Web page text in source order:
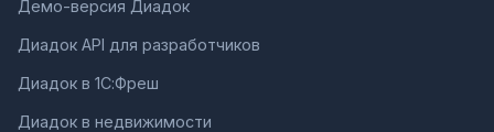
Демо-версия Диадок
Диадок API для разработчиков
Диадок в 1С:Фреш
Диадок в недвижимости